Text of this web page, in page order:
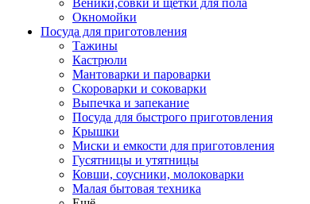
Веники,совки и щетки для пола
Окномойки
Посуда для приготовления
Тажины
Кастрюли
Мантоварки и пароварки
Скороварки и соковарки
Выпечка и запекание
Посуда для быстрого приготовления
Крышки
Миски и емкости для приготовления
Гусятницы и утятницы
Ковши, соусники, молоковарки
Малая бытовая техника